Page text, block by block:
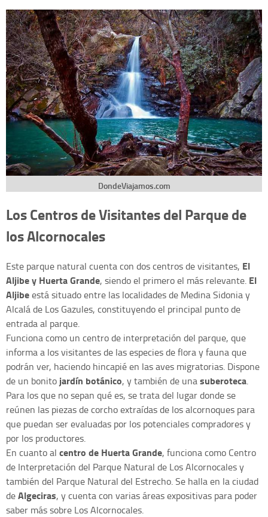
DondeViajamos.com
Los Centros de Visitantes del Parque de
los Alcornocales
Este parque natural cuenta con dos centros de visitantes, El
Aljibe y Huerta Grande, siendo el primero el más relevante. El
Aljibeestá situado entre las localidades de Medina Sidonia y
Alcalá de Los Gazules, constituyendo el principal punto de
entrada al parque.
Funciona como un centro de interpretación del parque, que
informa a los visitantes de las especies de flora y fauna que
podrán ver, haciendo hincapié en las aves migratorias. Dispone
de un bonito jardín botánico, y también de unasuberoteca.
Para los que no sepan qué es, se trata del lugar donde se
reúnen las piezas de corcho extraídas de los alcornoques para
que puedan ser evaluadas por los potenciales compradores y
por los productores.
En cuanto al centro de Huerta Grande, funciona como Centro
de Interpretación del Parque Natural de Los Alcornocales y
también del Parque Natural del Estrecho. Se halla en la ciudad
deAlgeciras, y cuenta con varias áreas expositivas para poder
saber más sobre Los Alcornocales.